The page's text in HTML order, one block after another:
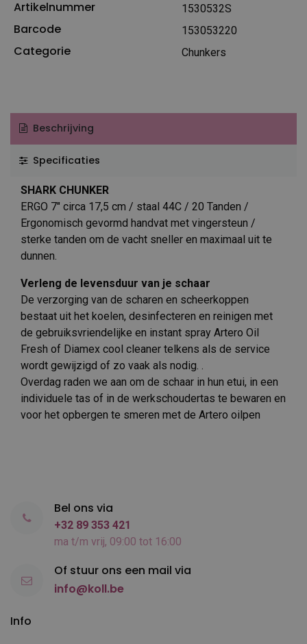
Artikelnummer 1530532S
Barcode 153053220
Categorie Chunkers
Beschrijving
Specificaties
SHARK CHUNKER
ERGO 7" circa 17,5 cm / staal 44C / 20 Tanden /
Ergonomisch gevormd handvat met vingersteun /
sterke tanden om de vacht sneller en maximaal uit te
dunnen.
Verleng de levensduur van je schaar
De verzorging van de scharen en scheerkoppen
bestaat uit het koelen, desinfecteren en reinigen met
de gebruiksvriendelijke en instant spray Artero Oil
Fresh of Diamex cool cleaner telkens als de service
wordt gewijzigd of zo vaak als nodig. .
Overdag raden we aan om de schaar in hun etui, in een
individuele tas of in de werkschoudertas te bewaren en
voor het opbergen te smeren met de Artero oilpen
Info
Bel ons via
+32 89 353 421
ma t/m vrij, 09:00 tot 16:00
Of stuur ons een mail via
info@koll.be